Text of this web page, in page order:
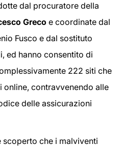
dal procuratore della
Greco e coordinate dal
Fusco e dal sostituto
ed hanno consentito di
222 siti che
contravvenendo alle
delle assicurazioni
che i malviventi